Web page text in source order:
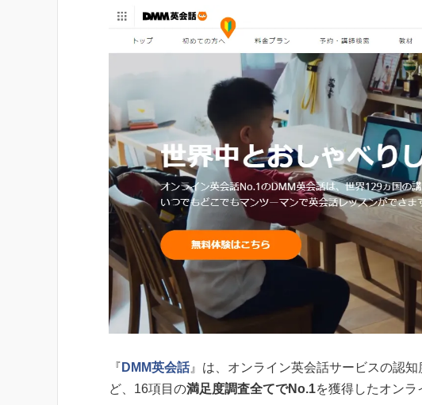
『 DMM英会話』は、オンライン英会話サービスの認
ど、16項目の満足度調査全てでNo.1を獲得したオンラ